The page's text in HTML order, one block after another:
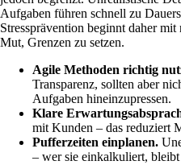
Aufgaben führen schnell zu
Stressprävention beginnt daher
Mut, Grenzen zu setzen.
Agile Methoden richtig
Transparenz, sollten aber
Aufgaben hineinzupressen.
Klare
mit Kunden – das reduziert
Pufferzeiten einplanen.
– wer sie einkalkuliert,